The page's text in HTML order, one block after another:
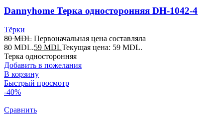
Dannyhome Терка односторонняя DH-1042-4
Тёрки
80MDL Первоначальная цена составляла
80 MDL.59 MDLТекущая цена: 59 MDL.
Терка односторонняя
Добавить в пожелания
В корзину
Быстрый просмотр
-40%
Сравнить